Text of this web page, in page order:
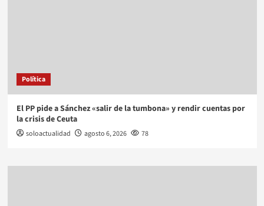
Política
El PP pide a Sánchez «salir de la tumbona» y rendir cuentas por
la crisis de Ceuta
soloactualidad agosto 6, 2026 78